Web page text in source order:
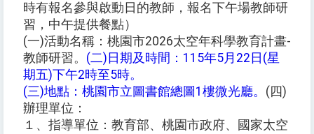
時有報名參與啟動日的教師，報名下午場教師研
習，中午提供餐點）
(一)活動名稱：桃園市2026太空年科學教育計畫-
教師研習。 (二)日期及時間：115年5月22日(星
期五)下午2時至5時。
(三)地點：桃園市立圖書館總圖1樓微光廳。 (四)
辦理單位：
１、指導單位：教育部、桃園市政府、國家太空